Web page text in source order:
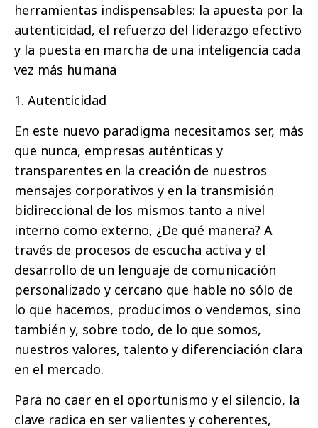
herramientas indispensables: la apuesta por la
autenticidad, el refuerzo del liderazgo efectivo
y la puesta en marcha de una inteligencia cada
vez más humana
1. Autenticidad
En este nuevo paradigma necesitamos ser, más
que nunca, empresas auténticas y
transparentes en la creación de nuestros
mensajes corporativos y en la transmisión
bidireccional de los mismos tanto a nivel
interno como externo, ¿De qué manera? A
través de procesos de escucha activa y el
desarrollo de un lenguaje de comunicación
personalizado y cercano que hable no sólo de
lo que hacemos, producimos o vendemos, sino
también y, sobre todo, de lo que somos,
nuestros valores, talento y diferenciación clara
en el mercado.
Para no caer en el oportunismo y el silencio, la
clave radica en ser valientes y coherentes,